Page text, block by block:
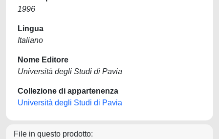
1996
Lingua
Italiano
Nome Editore
Università degli Studi di Pavia
Collezione di appartenenza
Università degli Studi di Pavia
File in questo prodotto: